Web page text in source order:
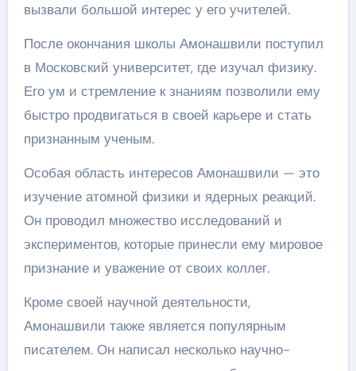
вызвали большой интерес у его учителей.
После окончания школы Амонашвили поступил
в Московский университет, где изучал физику.
Его ум и стремление к знаниям позволили ему
быстро продвигаться в своей карьере и стать
признанным ученым.
Особая область интересов Амонашвили — это
изучение атомной физики и ядерных реакций.
Он проводил множество исследований и
экспериментов, которые принесли ему мировое
признание и уважение от своих коллег.
Кроме своей научной деятельности,
Амонашвили также является популярным
писателем. Он написал несколько научно-